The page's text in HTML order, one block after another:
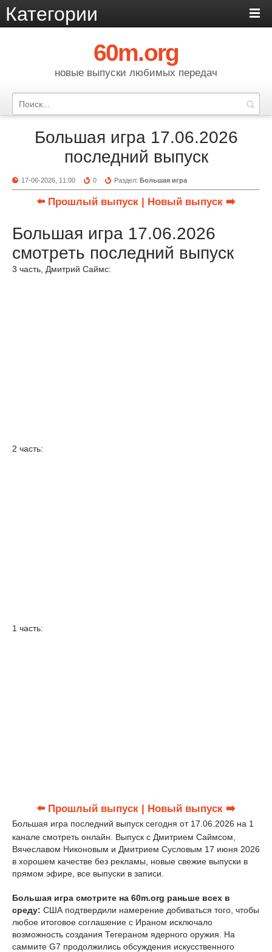
Категории
60m.org
новые выпуски любимых передач
Большая игра 17.06.2026
последний выпуск
17-06-2026, 11:00 0 Раздел:Большая игра
⬅️ Прошлый выпуск | Новый выпуск ➡️
Большая игра 17.06.2026
смотреть последний выпуск
3 часть, Дмитрий Саймс:
2 часть:
1 часть:
⬅️ Прошлый выпуск | Новый выпуск ➡️
Большая игра последний выпуск сегодня от 17.06.2026 на 1
канале смотреть онлайн. Выпуск с Дмитрием Саймсом,
Вячеславом Никоновым и Дмитрием Сусловым 17 июня 2026
в хорошем качестве без рекламы, новые свежие выпуски в
прямом эфире, все выпуски в записи.
Большая игра смотрите на 60m.org раньше всех в
среду: США подтвердили намерение добиваться того, чтобы
любое итоговое соглашение с Ираном исключало
возможность создания Тегераном ядерного оружия. На
саммите G7 продолжились обсуждения искусственного